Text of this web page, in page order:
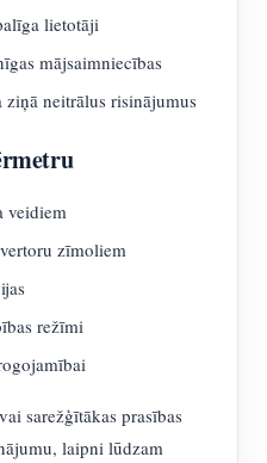
lietotāji
mājsaimniecības
neitrālus risinājumus
veidiem
zīmoliem
režīmi
sarežģītākas prasības
laipni lūdzam